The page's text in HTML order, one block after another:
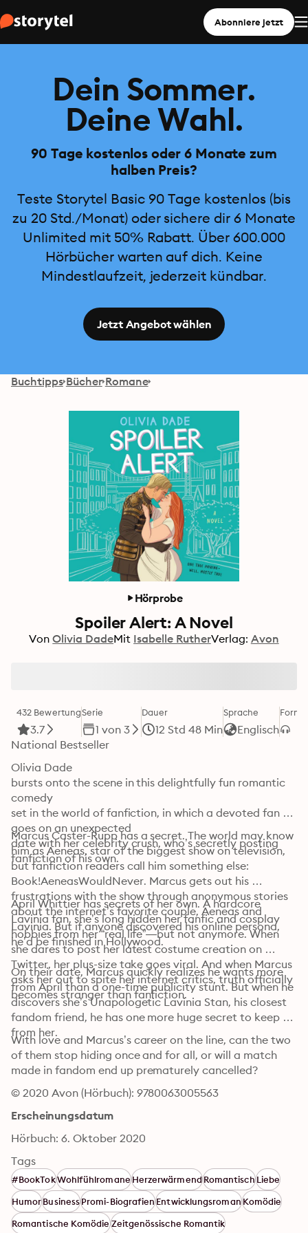
Abonniere jetzt
Dein Sommer.
Deine Wahl.
90 Tage kostenlos oder 6 Monate zum
halben Preis?
Teste Storytel Basic 90 Tage kostenlos (bis
zu 20 Std./Monat) oder sichere dir 6 Monate
Unlimited mit 50% Rabatt. Über 600.000
Hörbücher warten auf dich. Keine
Mindestlaufzeit, jederzeit kündbar.
Jetzt Angebot wählen
Buchtipps Bücher Romane
Hörprobe
Spoiler Alert: A Novel
Von Olivia DadeMit Isabelle RutherVerlag: Avon
432 Bewertung
3.7
Serie
1 von 3
Dauer
12 Std 48 Min
Sprache
Englisch
National Bestseller
Olivia Dade
bursts onto the scene in this delightfully fun romantic
comedy
set in the world of fanfiction, in which a devoted fan
goes on an unexpected
date with her celebrity crush, who’s secretly posting
fanfiction of his own.
Marcus Caster-Rupp has a secret. The world may know
him as Aeneas, star of the biggest show on television,
but fanfiction readers call him something else:
Book!AeneasWouldNever. Marcus gets out his
frustrations with the show through anonymous stories
about the internet’s favorite couple, Aeneas and
Lavinia. But if anyone discovered his online persona,
he’d be finished in Hollywood.
April Whittier has secrets of her own. A hardcore
Lavinia fan, she’s long hidden her fanfic and cosplay
hobbies from her “real life”—but not anymore. When
she dares to post her latest costume creation on
Twitter, her plus-size take goes viral. And when Marcus
asks her out to spite her internet critics, truth officially
becomes stranger than fanfiction.
On their date, Marcus quickly realizes he wants more
from April than a one-time publicity stunt. But when he
discovers she’s Unapologetic Lavinia Stan, his closest
fandom friend, he has one more huge secret to keep
from her.
With love and Marcus’s career on the line, can the two
of them stop hiding once and for all, or will a match
made in fandom end up prematurely cancelled?
© 2020 Avon (Hörbuch): 9780063005563
Erscheinungsdatum
Hörbuch: 6. Oktober 2020
Tags
#BookTokWohlfühlromaneHerzerwärmendRomantischLiebe
HumorBusinessPromi-BiografienEntwicklungsromanKomödie
Romantische KomödieZeitgenössische Romantik